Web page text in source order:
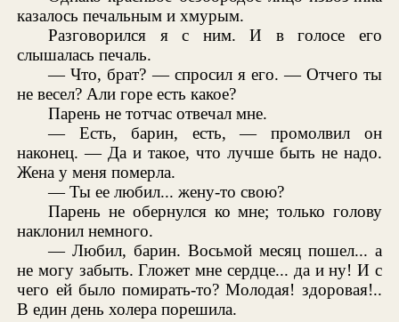
казалось печальным и хмурым.
Разговорился я с ним. И в голосе его
слышалась печаль.
— Что, брат? — спросил я его. — Отчего ты
не весел? Али горе есть какое?
Парень не тотчас отвечал мне.
— Есть, барин, есть, — промолвил он
наконец. — Да и такое, что лучше быть не надо.
Жена у меня померла.
— Ты ее любил... жену-то свою?
Парень не обернулся ко мне; только голову
наклонил немного.
— Любил, барин. Восьмой месяц пошел... а
не могу забыть. Гложет мне сердце... да и ну! И с
чего ей было помирать-то? Молодая! здоровая!..
В един день холера порешила.